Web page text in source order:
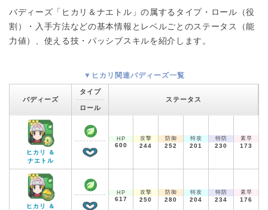
バディーズ「ヒカリ＆ナエトル」の属するタイプ・ロール（役
割）・入手方法などの基本情報とレベルごとのステータス（能
力値）、使える技・パッシブスキルを紹介します。
▼ヒカリ関連バディーズ一覧
バディーズ
タイプ
ロール
ステータス
ヒカリ ＆
ナエトル
HP
600
攻撃
244
防御
252
特攻
201
特防
230
素早
173
ヒカリ ＆
HP
617
攻撃
250
防御
280
特攻
204
特防
234
素早
176